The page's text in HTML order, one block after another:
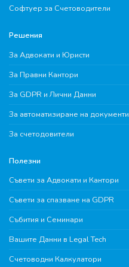
Софтуер за Счетоводители
Решения
За Адвокати и Юристи
За Правни Кантори
За GDPR и Лични Данни
За автоматизиране на документи
За счетодовители
Полезни
Съвети за Адвокати и Кантори
Съвети за спазване на GDPR
Събития и Семинари
Вашите Данни в Legal Tech
Счетоводни Калкулатори